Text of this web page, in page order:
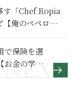
す「Chef Ropia
【俺のペペロン
で保険を選
お金の学